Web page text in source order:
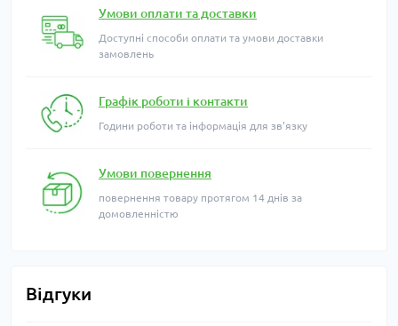
Умови оплати та доставки
Доступні способи оплати та умови доставки
замовлень
Графік роботи і контакти
Години роботи та інформація для зв'язку
Умови повернення
повернення товару протягом 14 днів за
домовленністю
Відгуки